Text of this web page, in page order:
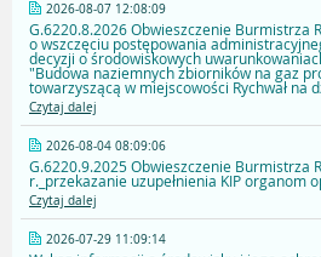
2026-08-07 12:08:09
G.6220.8.2026 Obwieszczenie Burmistrza
o wszczęciu postępowania
decyzji o środowiskowych
"Budowa naziemnych zbiorników na gaz
towarzyszącą w miejscowości Rychwał na
Czytaj dalej
2026-08-04 08:09:06
G.6220.9.2025 Obwieszczenie Burmistrza
r._przekazanie uzupełnienia KIP organom
Czytaj dalej
2026-07-29 11:09:14